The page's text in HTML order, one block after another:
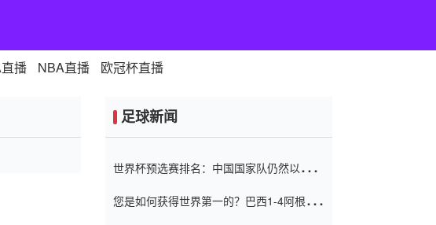
播 NBA直播 欧冠杯直播
足球新闻
世界杯预选赛排名：中国国家队仍然以6分
您是如何获得世界第一的？巴西1-4阿根